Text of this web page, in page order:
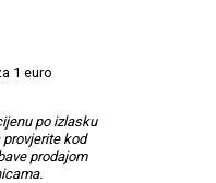
1 euro
po izlasku
kod
prodajom